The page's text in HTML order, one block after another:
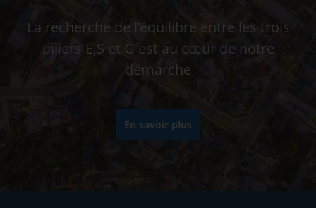
La recherche de l’équilibre entre les trois
piliers E,S et G est au cœur de notre
démarche
En savoir plus